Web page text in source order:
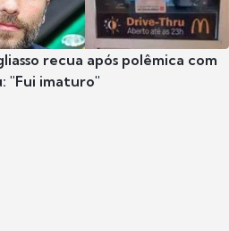
recua após polêmica com
"Fui imaturo"